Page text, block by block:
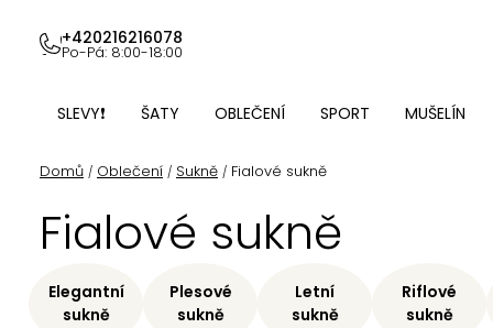
obsah
+420216216078
Po-Pá: 8:00-18:00
SLEVY❗ ŠATY OBLEČENÍ SPORT MUŠELÍN
Domů / Oblečení / Sukně / Fialové sukně
Fialové sukně
Elegantní
sukně
Plesové
sukně
Letní
sukně
Riflové
sukně